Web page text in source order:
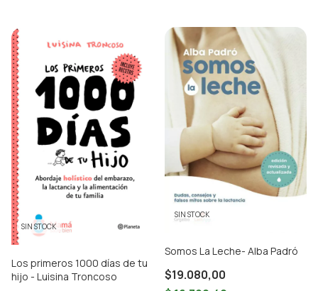
SIN STOCK
Los primeros 1000 días de tu
hijo - Luisina Troncoso
SIN STOCK
Somos La Leche- Alba Padró
$19.080,00